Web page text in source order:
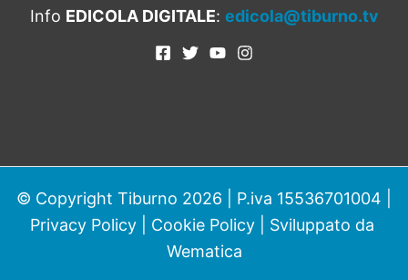
Info EDICOLA DIGITALE: edicola@tiburno.tv
© Copyright Tiburno 2026 | P.iva 15536701004 |
Privacy Policy| Cookie Policy| Sviluppato da
Wematica